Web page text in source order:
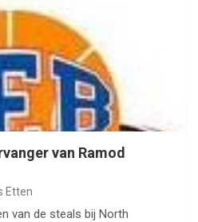
van Ramod
Etten
van de steals bij North